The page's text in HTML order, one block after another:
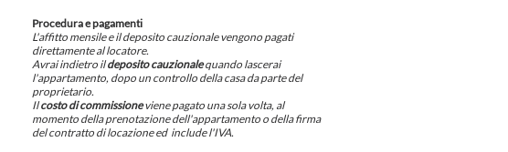
Procedura e pagamenti
L'affitto mensile e il deposito cauzionale vengono pagati
direttamente al locatore.
Avrai indietro ildeposito cauzionalequando lascerai
l'appartamento, dopo un controllo della casa da parte del
proprietario.
Ilcosto di commissioneviene pagato una sola volta, al
momento della prenotazione dell'appartamento o della firma
del contratto di locazione ed include l'IVA.